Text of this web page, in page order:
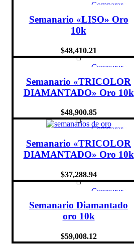
Comparar
Quick view
Add to wishlist
Semanario «LISO» Oro
10k
$48,410.21
Comparar
Add to wishlist
Semanario «TRICOLOR
DIAMANTADO» Oro 10k
$48,900.85
Comparar
Add to wishlist
Semanario «TRICOLOR
DIAMANTADO» Oro 10k
$37,288.94
Comparar
Quick view
Add to wishlist
Semanario Diamantado
oro 10k
$59,008.12